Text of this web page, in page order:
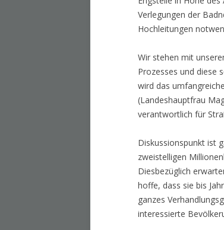
Verlegungen der
Hochleitungen
Wir stehen mit
Prozesses und diese
wird das
(Landeshauptfrau
verantwortlich für
Diskussionspunkt ist
zweistelligen
Diesbezüglich
hoffe, dass sie bis
ganzes
interessierte